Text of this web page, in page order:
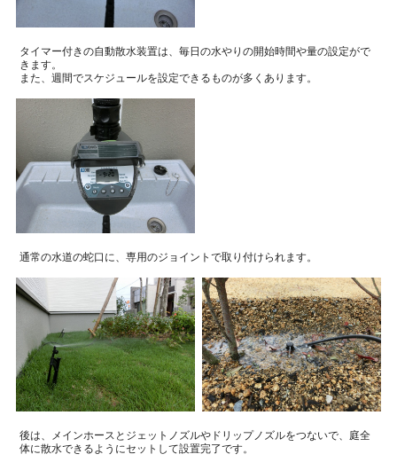
タイマー付きの自動散水装置は、毎日の水やりの開始時間や量の設定がで
きます。
また、週間でスケジュールを設定できるものが多くあります。
通常の水道の蛇口に、専用のジョイントで取り付けられます。
後は、メインホースとジェットノズルやドリップノズルをつないで、庭全
体に散水できるようにセットして設置完了です。